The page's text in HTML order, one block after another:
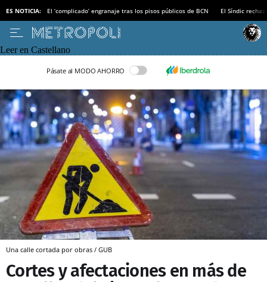
ES NOTICIA: El ‘complicado’ engranaje tras los pisos públicos de BCN El Síndic
Leer en Castellano
Pásate al MODO AHORRO
Una calle cortada por obras / GUB
Cortes y afectaciones en más de